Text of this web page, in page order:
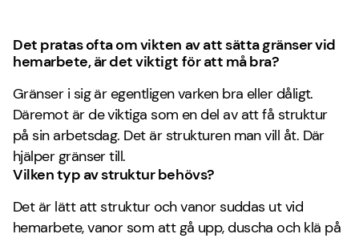
Det pratas ofta om vikten av att sätta gränser vid
hemarbete, är det viktigt för att må bra?
Gränser i sig är egentligen varken bra eller dåligt.
Däremot är de viktiga som en del av att få struktur
på sin arbetsdag. Det är strukturen man vill åt. Där
hjälper gränser till.
Vilken typ av struktur behövs?
Det är lätt att struktur och vanor suddas ut vid
hemarbete, vanor som att gå upp, duscha och klä på